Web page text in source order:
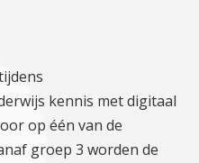
kennis met digitaal
op één van de
groep 3 worden de